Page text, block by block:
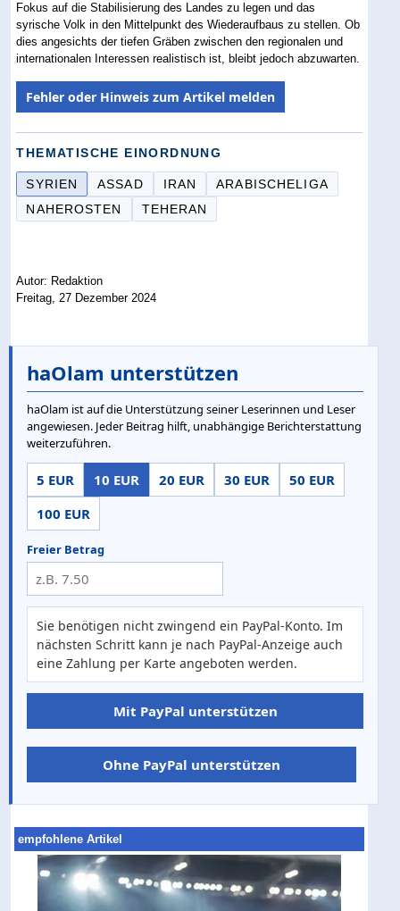
Fokus auf die Stabilisierung des Landes zu legen und das
syrische Volk in den Mittelpunkt des Wiederaufbaus zu stellen. Ob
dies angesichts der tiefen Gräben zwischen den regionalen und
internationalen Interessen realistisch ist, bleibt jedoch abzuwarten.
Fehler oder Hinweis zum Artikel melden
THEMATISCHE EINORDNUNG
SYRIEN ASSAD IRAN
ARABISCHELIGA
NAHEROSTEN
TEHERAN
Autor: Redaktion
Freitag, 27 Dezember 2024
haOlam unterstützen
haOlam ist auf die Unterstützung seiner Leserinnen und Leser
angewiesen. Jeder Beitrag hilft, unabhängige Berichterstattung
weiterzuführen.
5 EUR 10 EUR 20 EUR 30 EUR
50 EUR
100 EUR
Freier Betrag
Sie benötigen nicht zwingend ein PayPal-Konto. Im
nächsten Schritt kann je nach PayPal-Anzeige auch
eine Zahlung per Karte angeboten werden.
Mit PayPal unterstützen
Ohne PayPal unterstützen
empfohlene Artikel